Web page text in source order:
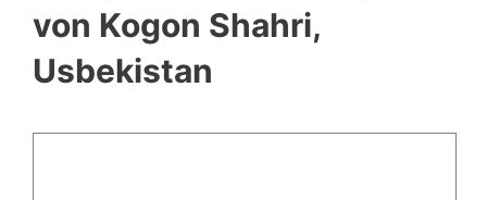
von Kogon Shahri,
Usbekistan